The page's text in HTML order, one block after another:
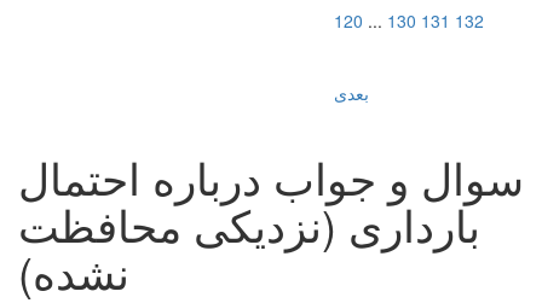
120 ... 130 131 132
بعدی
سوال و جواب درباره احتمال
بارداری (نزدیکی محافظت
نشده)